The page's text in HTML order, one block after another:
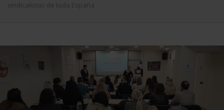
sindicalistas de toda España